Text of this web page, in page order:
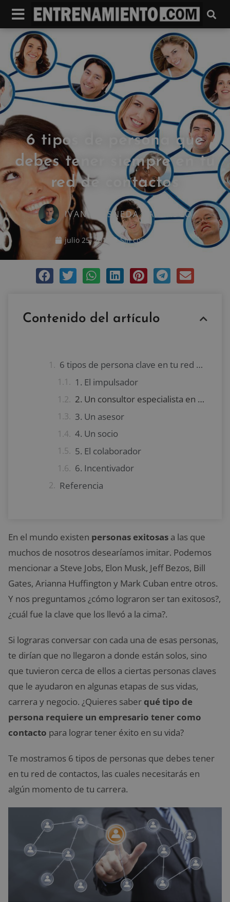
6 tipos de persona que
debes tener siempre en tu
red de contactos
IVAN FRESNEDA CARRASCO
julio 25, 2017 Sin comentarios
Contenido del artículo
6 tipos de persona clave en tu red de contactos
1. El impulsador
2. Un consultor especialista en derecho
3. Un asesor
4. Un socio
5. El colaborador
6. Incentivador
Referencia
En el mundo existen personas exitosas a las que
muchos de nosotros desearíamos imitar. Podemos
mencionar a Steve Jobs, Elon Musk, Jeff Bezos, Bill
Gates, Arianna Huffington y Mark Cuban entre otros.
Y nos preguntamos ¿cómo lograron ser tan exitosos?,
¿cuál fue la clave que los llevó a la cima?.
Si lograras conversar con cada una de esas personas,
te dirían que no llegaron a donde están solos, sino
que tuvieron cerca de ellos a ciertas personas claves
que le ayudaron en algunas etapas de sus vidas,
carrera y negocio. ¿Quieres saber qué tipo de
persona requiere un empresario tener como
contacto para lograr tener éxito en su vida?
Te mostramos 6 tipos de personas que debes tener
en tu red de contactos, las cuales necesitarás en
algún momento de tu carrera.